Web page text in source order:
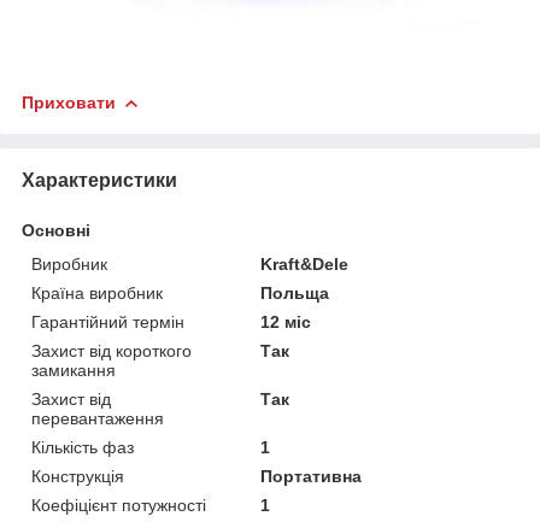
Приховати
Характеристики
Основні
Виробник
Kraft&Dele
Країна виробник
Польща
Гарантійний термін
12 міс
Захист від короткого
замикання
Так
Захист від
перевантаження
Так
Кількість фаз
1
Конструкція
Портативна
Коефіцієнт потужності
1